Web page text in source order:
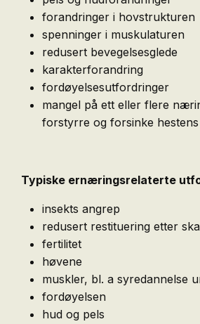
forandringer i hovstrukturen
spenninger i muskulaturen
redusert bevegelsesglede
karakterforandring
fordøyelsesutfordringer
mangel på ett eller flere
forstyrre og forsinke
Typiske ernæringsrelaterte
insekts angrep
redusert restituering etter
fertilitet
høvene
muskler, bl. a syredannelse
fordøyelsen
hud og pels